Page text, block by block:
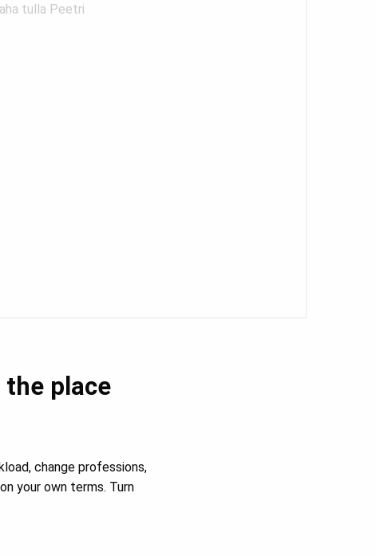
tulla Peetri
place
change professions,
your own terms. Turn